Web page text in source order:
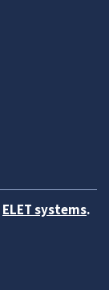
ELET systems.